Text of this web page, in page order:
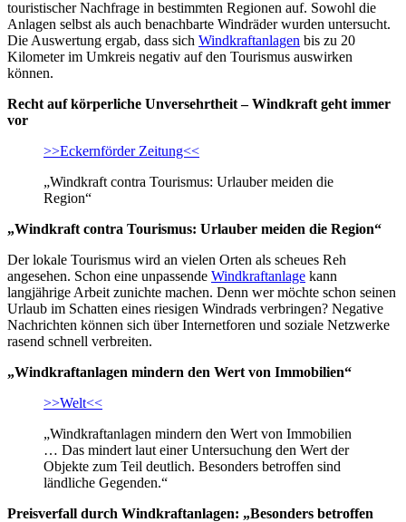
touristischer Nachfrage in bestimmten Regionen auf. Sowohl die
Anlagen selbst als auch benachbarte Windräder wurden untersucht.
Die Auswertung ergab, dass sich Windkraftanlagen bis zu 20
Kilometer im Umkreis negativ auf den Tourismus auswirken
können.
Recht auf körperliche Unversehrtheit – Windkraft geht immer
vor
>>Eckernförder Zeitung<<
„Windkraft contra Tourismus: Urlauber meiden die
Region“
„Windkraft contra Tourismus: Urlauber meiden die Region“
Der lokale Tourismus wird an vielen Orten als scheues Reh
angesehen. Schon eine unpassende Windkraftanlage kann
langjährige Arbeit zunichte machen. Denn wer möchte schon seinen
Urlaub im Schatten eines riesigen Windrads verbringen? Negative
Nachrichten können sich über Internetforen und soziale Netzwerke
rasend schnell verbreiten.
„Windkraftanlagen mindern den Wert von Immobilien“
>>Welt<<
„Windkraftanlagen mindern den Wert von Immobilien
… Das mindert laut einer Untersuchung den Wert der
Objekte zum Teil deutlich. Besonders betroffen sind
ländliche Gegenden.“
Preisverfall durch Windkraftanlagen: „Besonders betroffen